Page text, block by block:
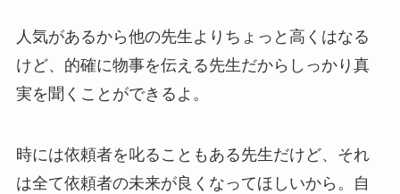
人気があるから他の先生よりちょっと高くはなる
けど、的確に物事を伝える先生だからしっかり真
実を聞くことができるよ。
時には依頼者を叱ることもある先生だけど、それ
は全て依頼者の未来が良くなってほしいから。自